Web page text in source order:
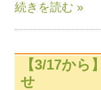
続きを読む »
【3/17か
せ